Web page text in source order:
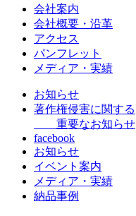
会社案内
会社概要・沿革
アクセス
パンフレット
メディア・実績
お知らせ
著作権侵害に関する
重要なお知らせ
facebook
お知らせ
イベント案内
メディア・実績
納品事例